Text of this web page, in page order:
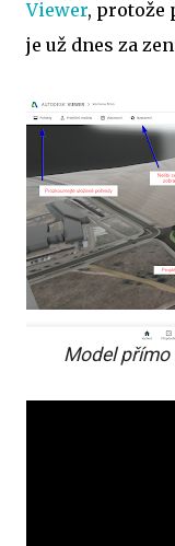
Viewer, protože
je už dnes za
Model přímo